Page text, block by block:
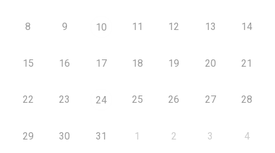
8 9 10 11 12 13 14
15 16 17 18 19 20 21
22 23 24 25 26 27 28
29 30 31 1 2 3 4